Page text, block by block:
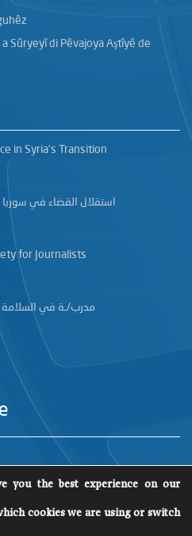
Sûryeyî di Pêvajoya Aştîyê de
in Syria’s Transition
استقلال القضاء في سوريا
for Journalists
مدرب/ـة في السلامة
you the best experience on our
cookies we are using or switch